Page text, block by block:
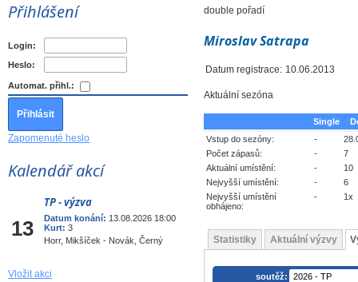
Přihlášení
Login:
Heslo:
Automat. přihl.:
Zapomenuté heslo
Kalendář akcí
13
TP - výzva
Datum konání: 13.08.2026 18:00
Kurt: 3
Horr, Mikšíček - Novák, Černý
Vložit akci
double pořadí
Miroslav Satrapa
Datum registrace: 10.06.2013
Aktuální sezóna
Single
Vstup do sezóny:
-
Počet zápasů:
-
7
Aktuální umístění:
-
10
Nejvyšší umístění:
-
6
Nejvyšší umístění
obhájeno:
- 1x
Statistiky Aktuální výzvy
soutěž: